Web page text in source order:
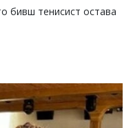
бивш тенисист остава